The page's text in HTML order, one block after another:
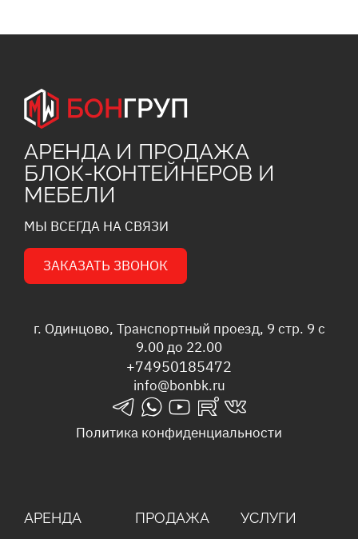
АРЕНДА И ПРОДАЖА
БЛОК-КОНТЕЙНЕРОВ И
МЕБЕЛИ
МЫ ВСЕГДА НА СВЯЗИ
ЗАКАЗАТЬ ЗВОНОК
г. Одинцово, Транспортный проезд, 9 стр. 9 с
9.00 до 22.00
+74950185472
info@bonbk.ru
telegrams_in whatsapp_in youtube_in rutube_in vk_in
Политика конфиденциальности
АРЕНДА ПРОДАЖА УСЛУГИ